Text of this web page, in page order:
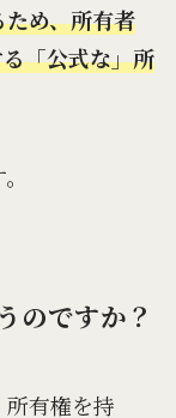
め、所有者
「公式な」所
のですか？
有権を持